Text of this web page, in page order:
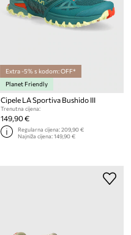
Extra -5% s kodom: OFF*
Planet Friendly
Cipele LA Sportiva Bushido III
Trenutna cijena:
149,90 €
Regularna cijena:209,90 €
Najniža cijena:149,90 €